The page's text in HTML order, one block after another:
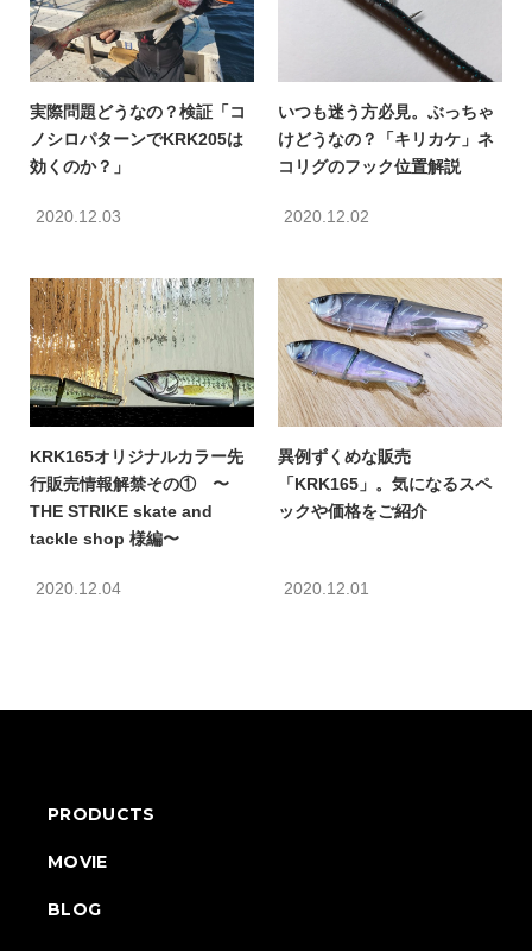
実際問題どうなの？検証「コ
ノシロパターンでKRK205は
効くのか？」
2020.12.03
いつも迷う方必見。ぶっちゃ
けどうなの？「キリカケ」ネ
コリグのフック位置解説
2020.12.02
KRK165オリジナルカラー先
行販売情報解禁その① 〜
THE STRIKE skate and
tackle shop 様編〜
2020.12.04
異例ずくめな販売
「KRK165」。気になるスペ
ックや価格をご紹介
2020.12.01
PRODUCTS
MOVIE
BLOG